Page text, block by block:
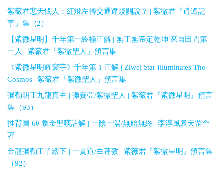
紫薇君悲天憫人：紅燈左轉交通違規關說？ | 紫微君『逍遙記
事』集（2）
【紫微星明】千年第一終極正解 | 無王無帝定乾坤 來自田間第
一人 | 紫薇君「紫微聖人」預言集
《紫微星明耀寰宇》千年第 1 正解 | Ziwei Star Illuminates The
Cosmos | 紫薇君「紫微聖人」預言集
彌勒明王九龍真主 | 彌賽亞/紫微聖人 | 紫薇君『紫微星明』預言
集（93）
推背圖 60 象金聖嘆註解 | 一陰一陽/無始無終 | 李淳風袁天罡合
著
金龍彌勒王子殿下 | 一貫道/白蓮教 | 紫薇君『紫微星明』預言集
（92）